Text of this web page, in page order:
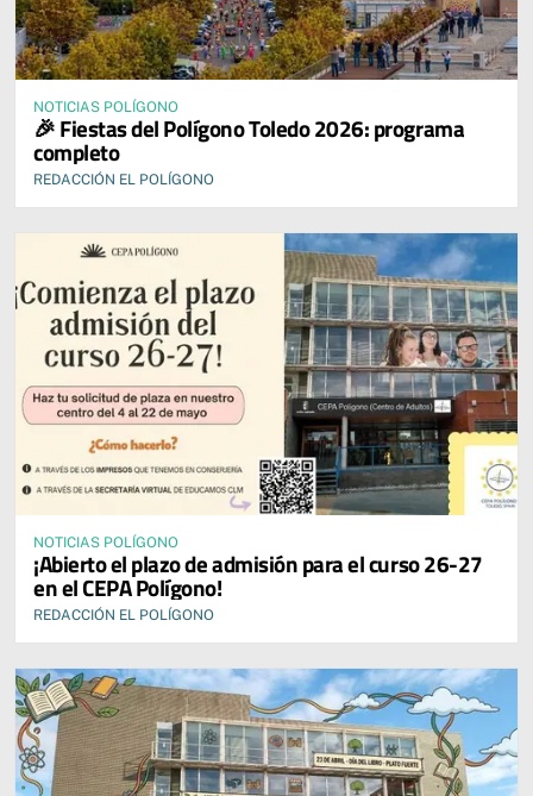
NOTICIAS POLÍGONO
🎉 Fiestas del Polígono Toledo 2026: programa
completo
REDACCIÓN EL POLÍGONO
NOTICIAS POLÍGONO
¡Abierto el plazo de admisión para el curso 26-27
en el CEPA Polígono!
REDACCIÓN EL POLÍGONO